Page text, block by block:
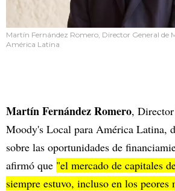
Martín Fernández Romero, Director General de
América Latina
Martín Fernández Romero,
Moody's Local para América Latina,
sobre las oportunidades de
afirmó que "el mercado de capitales
siempre estuvo, incluso en los peores